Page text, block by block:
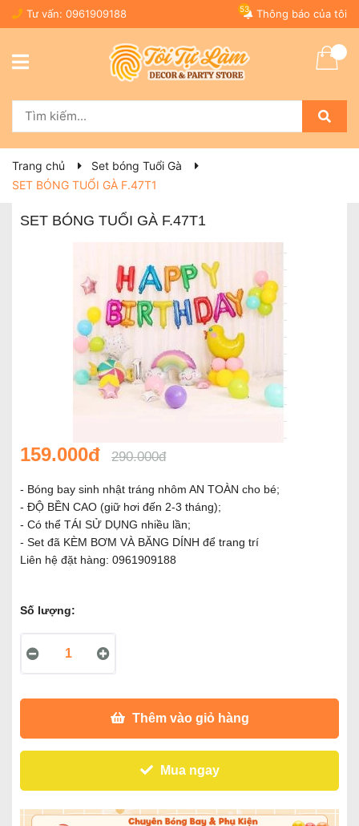
Tư vấn: 0961909188 Thông báo của tôi
53
Trang chủ
Set bóng Tuổi Gà
SET BÓNG TUỔI GÀ F.47T1
SET BÓNG TUỔI GÀ F.47T1
159.000đ 290.000đ
- Bóng bay sinh nhật tráng nhôm AN TOÀN cho bé;
- ĐỘ BỀN CAO (giữ hơi đến 2-3 tháng);
- Có thể TÁI SỬ DỤNG nhiều lần;
- Set đã KÈM BƠM VÀ BĂNG DÍNH để trang trí
Liên hệ đặt hàng: 0961909188
Số lượng:
Thêm vào giỏ hàng
Mua ngay